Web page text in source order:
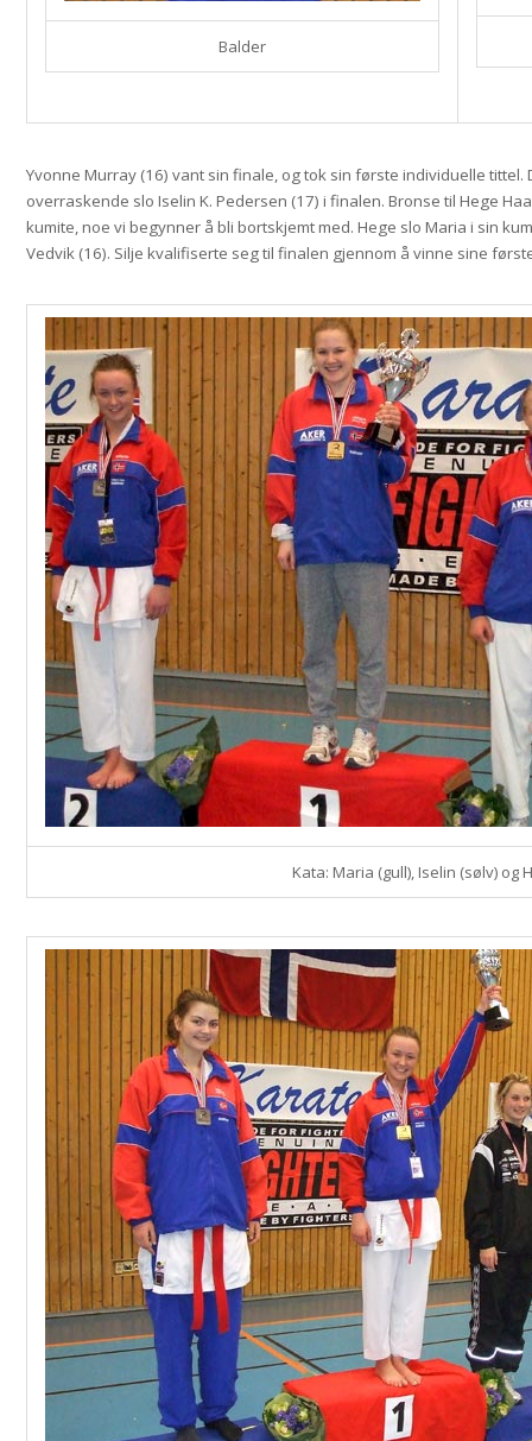
Balder
Yvonne Murray (16) vant sin finale, og tok sin første individuelle tittel.
overraskende slo Iselin K. Pedersen (17) i finalen. Bronse til Hege
kumite, noe vi begynner å bli bortskjemt med. Hege slo Maria i sin
Vedvik (16). Silje kvalifiserte seg til finalen gjennom å vinne sine
Kata: Maria (gull), Iselin (sølv) og